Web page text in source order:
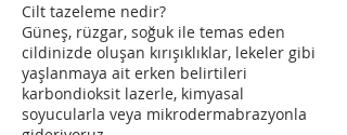
Cilt tazeleme nedir?
Güneş, rüzgar, soğuk ile temas eden
cildinizde oluşan kırışıklıklar, lekeler gibi
yaşlanmaya ait erken belirtileri
karbondioksit lazerle, kimyasal
soyucularla veya mikrodermabrazyonla